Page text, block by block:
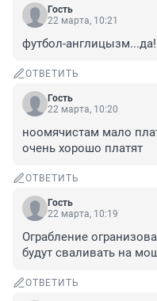
Гость
22 марта, 10:21
футбол-
ОТВЕТИТЬ
Гость
22 марта, 10:20
ноомячистам мало
очень хорошо платят
ОТВЕТИТЬ
Гость
22 марта, 10:19
Ограбление
будут сваливать на
ОТВЕТИТЬ